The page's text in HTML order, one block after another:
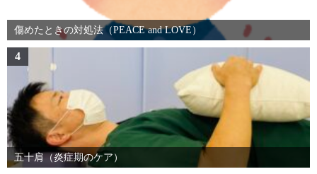
傷めたときの対処法（PEACE and LOVE）
4
五十肩（炎症期のケア）